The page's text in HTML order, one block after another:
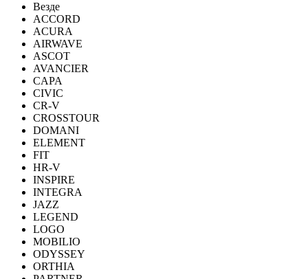
Везде
ACCORD
ACURA
AIRWAVE
ASCOT
AVANCIER
CAPA
CIVIC
CR-V
CROSSTOUR
DOMANI
ELEMENT
FIT
HR-V
INSPIRE
INTEGRA
JAZZ
LEGEND
LOGO
MOBILIO
ODYSSEY
ORTHIA